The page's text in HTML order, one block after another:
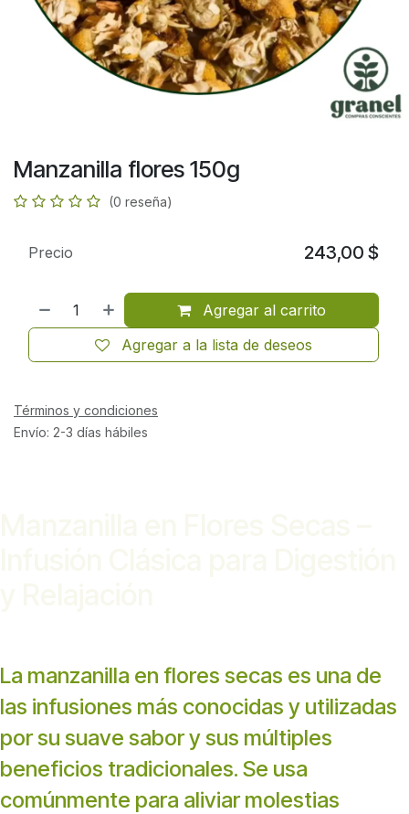
Manzanilla flores 150g
(0 reseña)
Agregar al carrito
Agregar a la lista de deseos
Precio 243,00 $
Términos y condiciones
Envío: 2-3 días hábiles
La manzanilla en flores secas es una de
las infusiones más conocidas y utilizadas
por su suave sabor y sus múltiples
beneficios tradicionales. Se usa
comúnmente para aliviar molestias